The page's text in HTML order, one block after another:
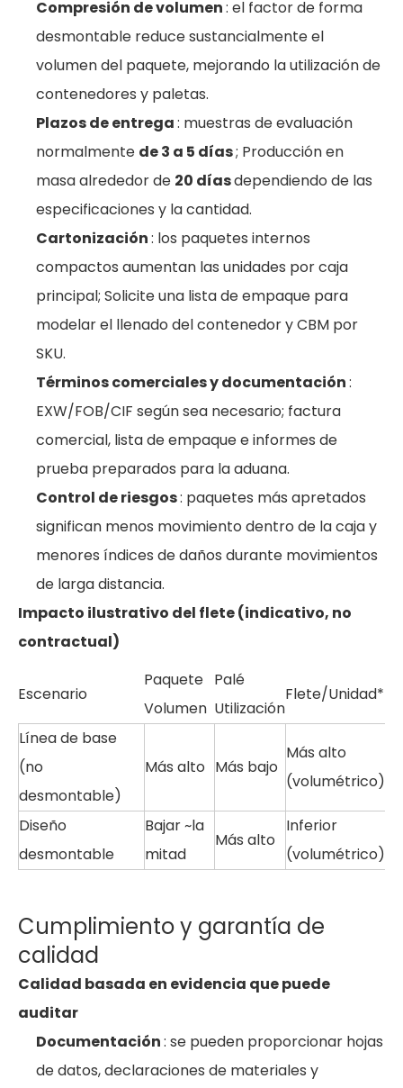
Compresión de volumen: el factor de forma
desmontable reduce sustancialmente el
volumen del paquete, mejorando la utilización de
contenedores y paletas.
Plazos de entrega: muestras de evaluación
normalmente de 3 a 5 días; Producción en
masa alrededor de 20 díasdependiendo de las
especificaciones y la cantidad.
Cartonización: los paquetes internos
compactos aumentan las unidades por caja
principal; Solicite una lista de empaque para
modelar el llenado del contenedor y CBM por
SKU.
Términos comerciales y documentación:
EXW/FOB/CIF según sea necesario; factura
comercial, lista de empaque e informes de
prueba preparados para la aduana.
Control de riesgos: paquetes más apretados
significan menos movimiento dentro de la caja y
menores índices de daños durante movimientos
de larga distancia.
Impacto ilustrativo del flete (indicativo, no
contractual)
Escenario
Paquete
Volumen
Palé
Utilización
Flete/Unidad*
Línea de base
(no
desmontable)
Más alto Más bajo
Más alto
(volumétrico)
Diseño
desmontable
Bajar ~la
mitad
Más alto
Inferior
(volumétrico)
Cumplimiento y garantía de
calidad
Calidad basada en evidencia que puede
auditar
Documentación: se pueden proporcionar hojas
de datos, declaraciones de materiales y